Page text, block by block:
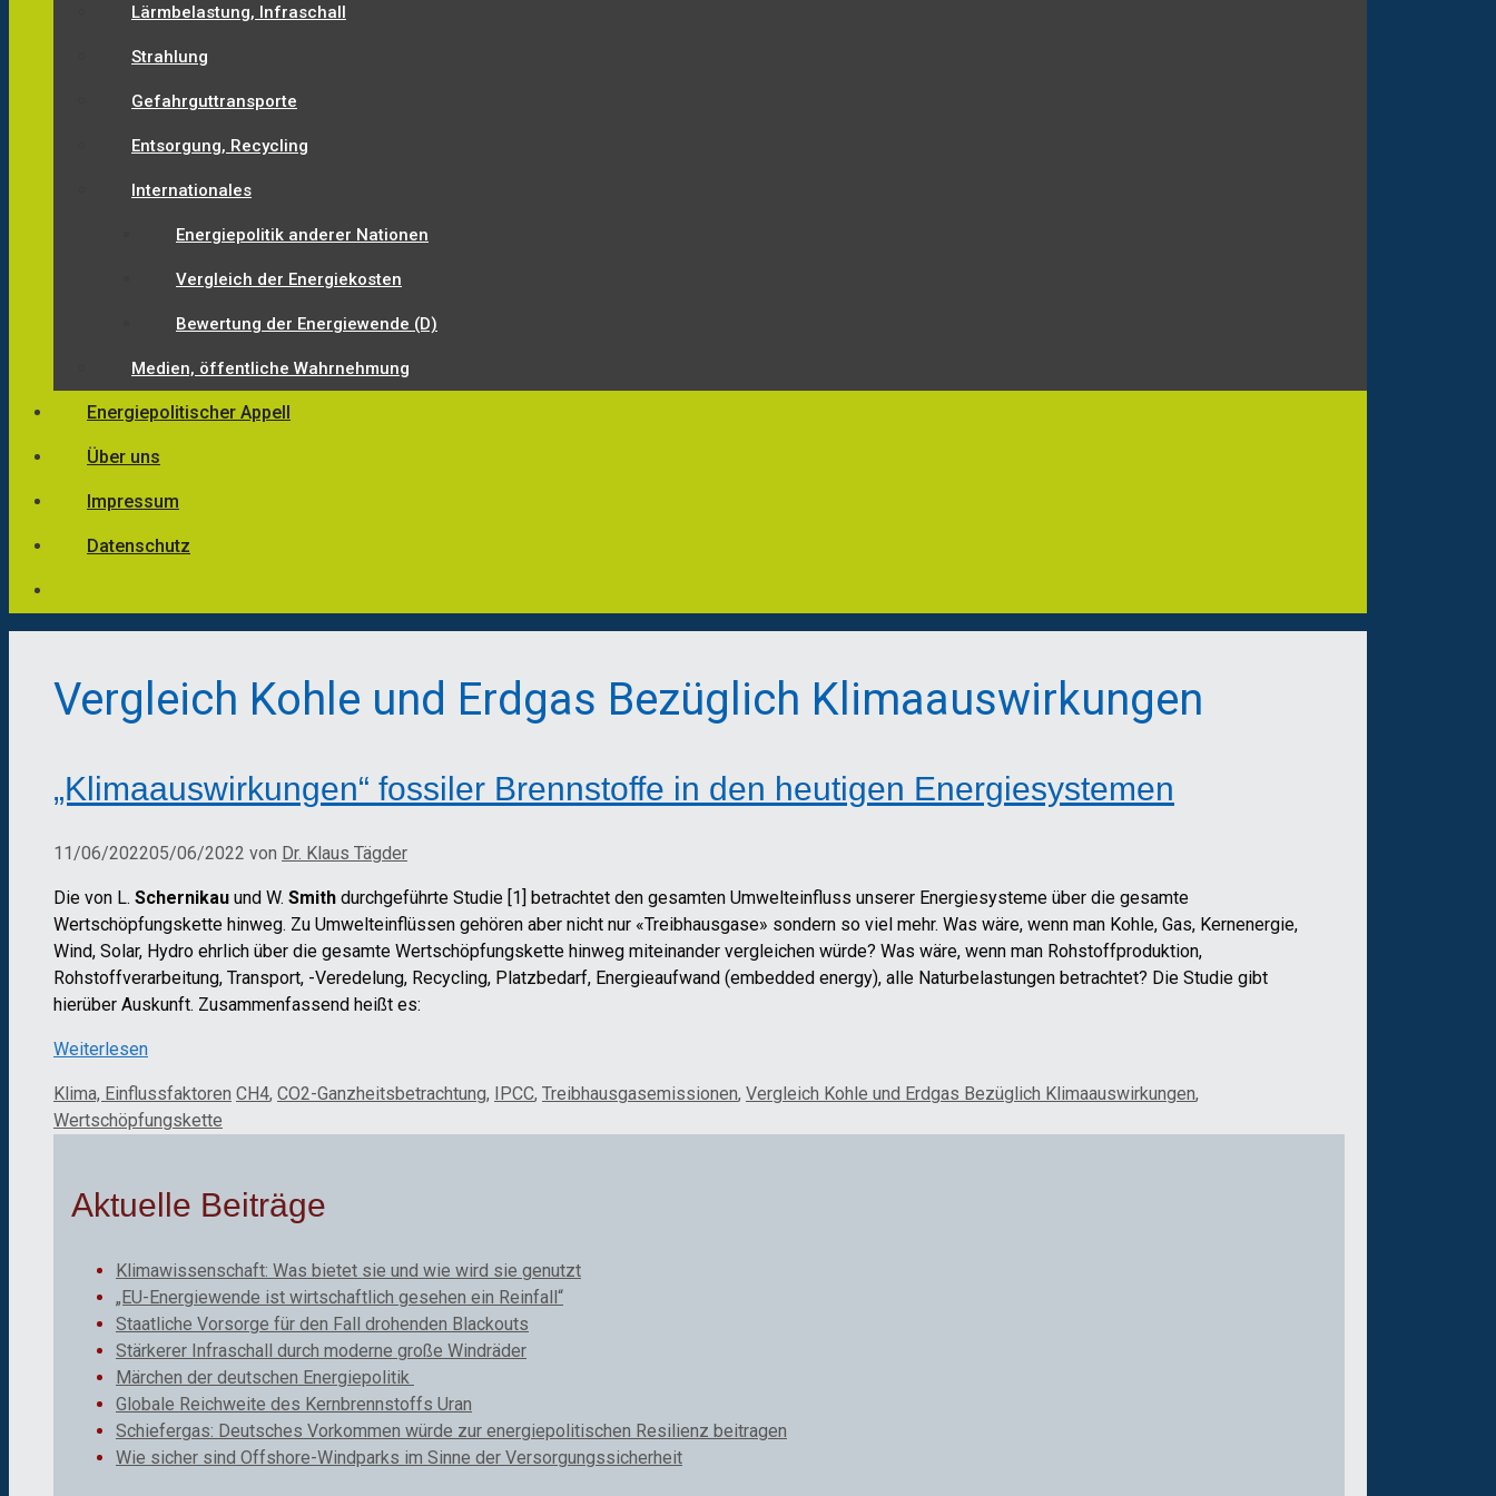
Lärmbelastung, Infraschall
Strahlung
Gefahrguttransporte
Entsorgung, Recycling
Internationales
Energiepolitik anderer Nationen
Vergleich der Energiekosten
Bewertung der Energiewende (D)
Medien, öffentliche Wahrnehmung
Energiepolitischer Appell
Über uns
Impressum
Datenschutz
Vergleich Kohle und Erdgas Bezüglich Klimaauswirkungen
„Klimaauswirkungen“ fossiler Brennstoffe in den heutigen Energiesystemen
11/06/202205/06/2022 von Dr. Klaus Tägder
Die von L. Schernikau und W. Smith durchgeführte Studie [1] betrachtet den gesamten Umwelteinfluss unserer Energiesysteme über die gesamte
Wertschöpfungskette hinweg. Zu Umwelteinflüssen gehören aber nicht nur «Treibhausgase» sondern so viel mehr. Was wäre, wenn man Kohle, Gas, Kernenergie,
Wind, Solar, Hydro ehrlich über die gesamte Wertschöpfungskette hinweg miteinander vergleichen würde? Was wäre, wenn man Rohstoffproduktion,
Rohstoffverarbeitung, Transport, -Veredelung, Recycling, Platzbedarf, Energieaufwand (embedded energy), alle Naturbelastungen betrachtet? Die Studie gibt
hierüber Auskunft. Zusammenfassend heißt es:
Weiterlesen
Kategorien
Klima, Einflussfaktoren Schlagwörter
CH4, CO2-Ganzheitsbetrachtung, IPCC, Treibhausgasemissionen, Vergleich Kohle und Erdgas Bezüglich Klimaauswirkungen,
Wertschöpfungskette
Aktuelle Beiträge
Klimawissenschaft: Was bietet sie und wie wird sie genutzt
„EU-Energiewende ist wirtschaftlich gesehen ein Reinfall“
Staatliche Vorsorge für den Fall drohenden Blackouts
Stärkerer Infraschall durch moderne große Windräder
Märchen der deutschen Energiepolitik
Globale Reichweite des Kernbrennstoffs Uran
Schiefergas: Deutsches Vorkommen würde zur energiepolitischen Resilienz beitragen
Wie sicher sind Offshore-Windparks im Sinne der Versorgungssicherheit